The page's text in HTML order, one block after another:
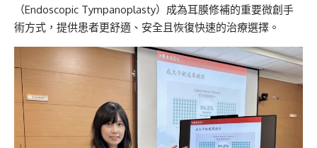
（Endoscopic Tympanoplasty）成為耳膜修補的重要微創手
術方式，提供患者更舒適、安全且恢復快速的治療選擇。